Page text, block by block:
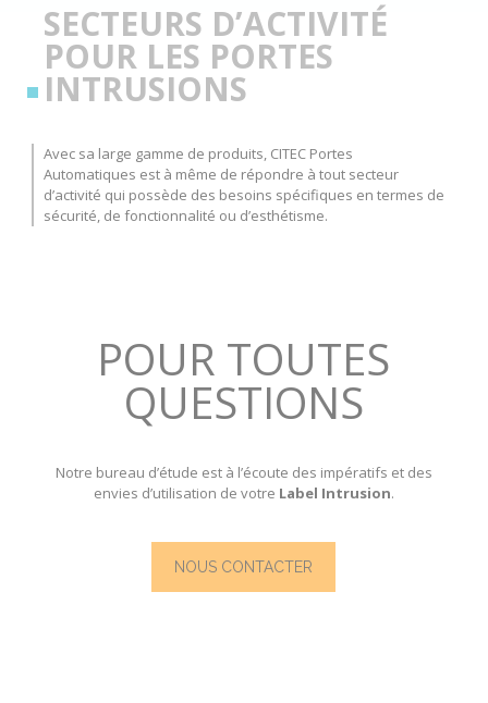
SECTEURS D’ACTIVITÉ
POUR LES PORTES
INTRUSIONS
Avec sa large gamme de produits, CITEC Portes
Automatiques est à même de répondre à tout secteur
d’activité qui possède des besoins spécifiques en termes de
sécurité, de fonctionnalité ou d’esthétisme.
POUR TOUTES
QUESTIONS
Notre bureau d’étude est à l’écoute des impératifs et des
envies d’utilisation de votre Label Intrusion.
NOUS CONTACTER